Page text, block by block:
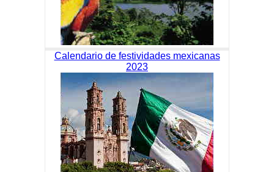
Calendario de festividades mexicanas
2023